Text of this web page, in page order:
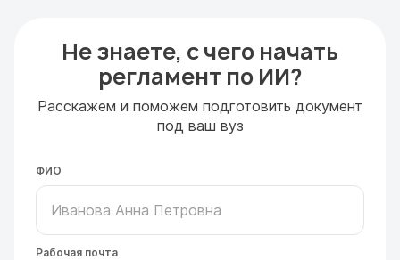
Не знаете, с чего начать
регламент по ИИ?
Расскажем и поможем подготовить документ
под ваш вуз
ФИО
Рабочая почта